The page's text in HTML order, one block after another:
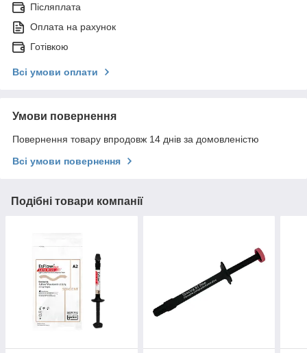
Післяплата
Оплата на рахунок
Готівкою
Всі умови оплати
Умови повернення
Повернення товару впродовж 14 днів за домовленістю
Всі умови повернення
Подібні товари компанії